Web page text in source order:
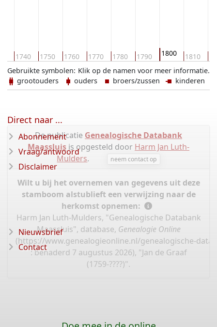
1740 1750 1760 1770 1780 1790 1800 1810
Klik op de namen voor meer informatie.
Gebruikte symbolen:
grootouders
ouders broers/zussen kinderen
De publicatie Genealogische Databank
Maassluis is opgesteld door Harm Jan Luth-
Mulders. neem contact op
Wilt u bij het overnemen van gegevens uit deze
stamboom alstublieft een verwijzing naar de
herkomst opnemen:
Harm Jan Luth-Mulders, "Genealogische Databank
Maassluis", database, Genealogie Online
(https://www.genealogieonline.nl/genealogische-
: benaderd 7 augustus 2026), "Jan de Graaf
(1759-????)".
Direct naar ...
Abonnement
Vraag/antwoord
Disclaimer
Nieuwsbrief
Contact